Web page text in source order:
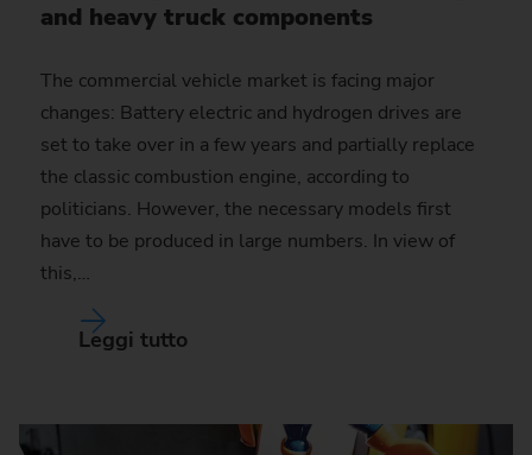
and heavy truck components
The commercial vehicle market is facing major
changes: Battery electric and hydrogen drives are
set to take over in a few years and partially replace
the classic combustion engine, according to
politicians. However, the necessary models first
have to be produced in large numbers. In view of
this,…
Leggi tutto